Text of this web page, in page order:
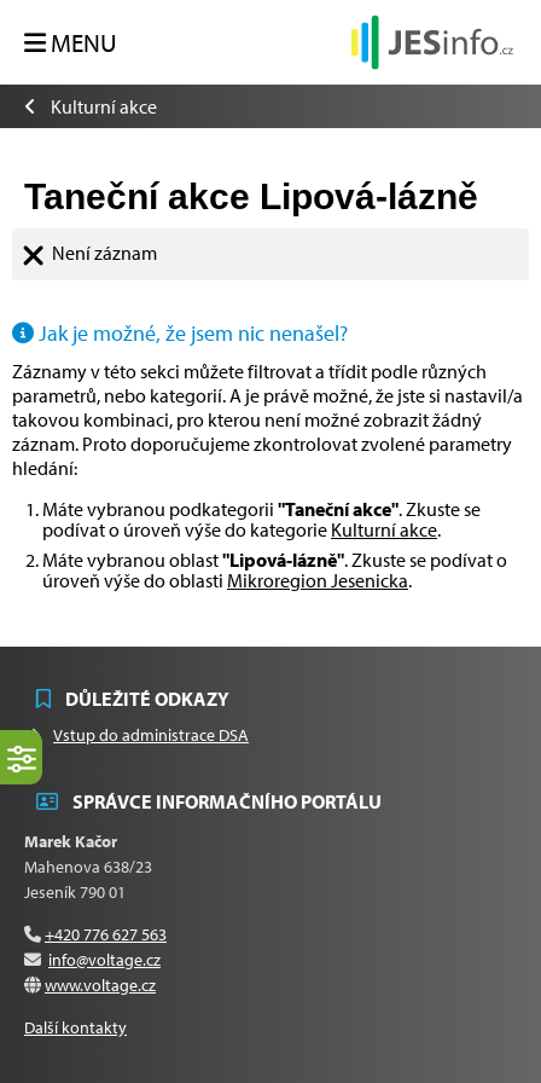
MENU
Kulturní akce
Taneční akce Lipová-lázně
Není záznam
Jak je možné, že jsem nic nenašel?
Záznamy v této sekci můžete filtrovat a třídit podle různých
parametrů, nebo kategorií. A je právě možné, že jste si nastavil/a
takovou kombinaci, pro kterou není možné zobrazit žádný
záznam. Proto doporučujeme zkontrolovat zvolené parametry
hledání:
Máte vybranou podkategorii "Taneční akce". Zkuste se
podívat o úroveň výše do kategorie Kulturní akce.
Máte vybranou oblast"Lipová-lázně". Zkuste se podívat o
úroveň výše do oblasti Mikroregion Jesenicka.
DŮLEŽITÉ ODKAZY
Vstup do administrace DSA
SPRÁVCE INFORMAČNÍHO PORTÁLU
Marek Kačor
Mahenova 638/23
Jeseník 790 01
+420 776 627 563
info@voltage.cz
www.voltage.cz
Další kontakty